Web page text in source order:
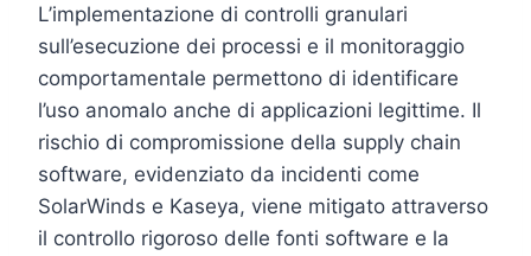
L’implementazione di controlli granulari
sull’esecuzione dei processi e il monitoraggio
comportamentale permettono di identificare
l’uso anomalo anche di applicazioni legittime. Il
rischio di compromissione della supply chain
software, evidenziato da incidenti come
SolarWinds e Kaseya, viene mitigato attraverso
il controllo rigoroso delle fonti software e la